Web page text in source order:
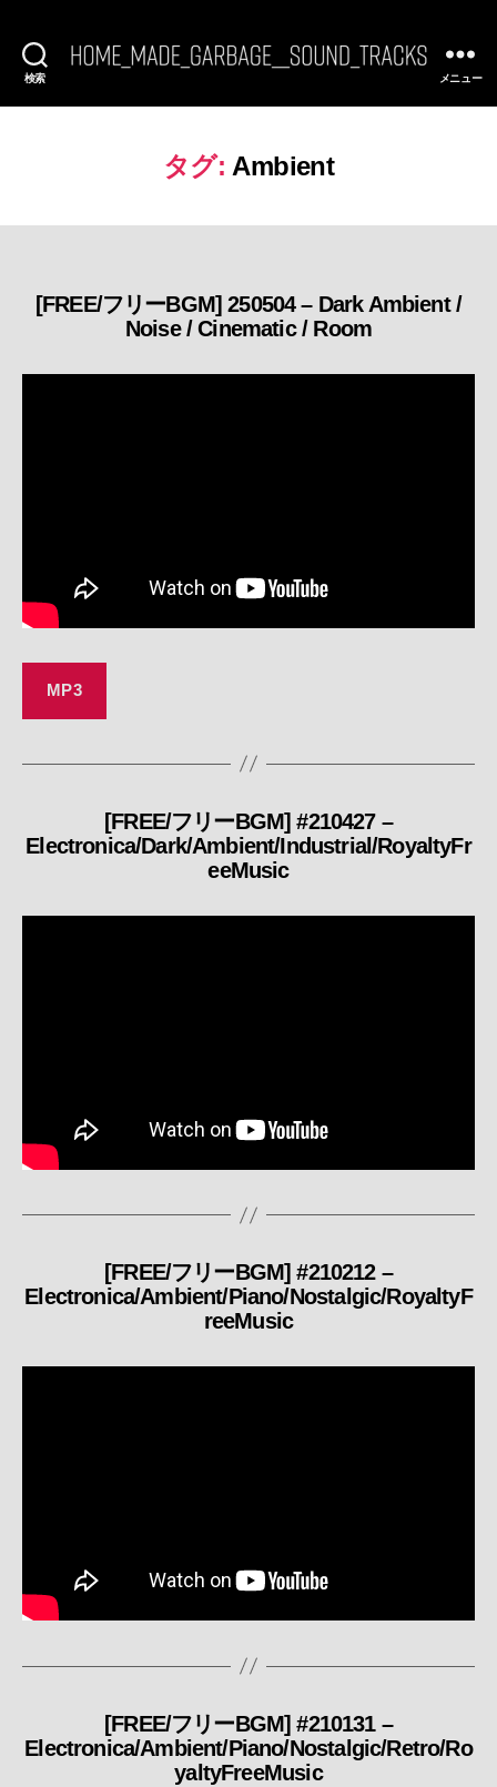
検索
BGM]
SoundTracks
メニュー
タグ: Ambient
カ
テ
リ
[FREE/フリーBGM] 250504 – Dark Ambient /
Noise / Cinematic / Room
MP3
カ
テ
ゴ
ー
[FREE/フリーBGM] #210427 –
Electronica/Dark/Ambient/Industrial/RoyaltyFr
eeMusic
カ
テ
ゴ
ー
[FREE/フリーBGM] #210212 –
Electronica/Ambient/Piano/Nostalgic/RoyaltyF
reeMusic
カ
テ
ゴ
[FREE/フリーBGM] #210131 –
Electronica/Ambient/Piano/Nostalgic/Retro/Ro
yaltyFreeMusic